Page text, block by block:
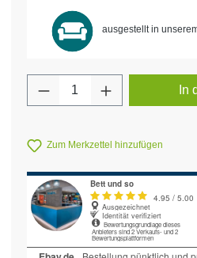
ausgestellt in
Produkt Anzahl: GibIn
Zum Merkzettel hinzufügen